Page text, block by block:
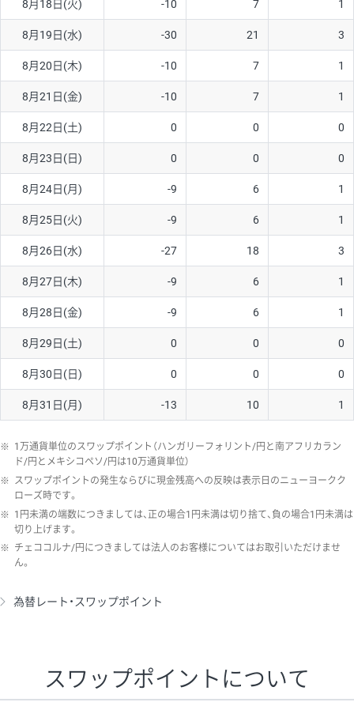
8月18日(火) -10 7 1
8月19日(水) -30 21 3
8月20日(木) -10 7 1
8月21日(金) -10 7 1
8月22日(土) 0 0 0
8月23日(日) 0 0 0
8月24日(月) -9 6 1
8月25日(火) -9 6 1
8月26日(水) -27 18 3
8月27日(木) -9 6 1
8月28日(金) -9 6 1
8月29日(土) 0 0 0
8月30日(日) 0 0 0
8月31日(月) -13 10 1
※ 1万通貨単位のスワップポイント（ハンガリーフォリント/円と南アフリカラン
ド/円とメキシコペソ/円は10万通貨単位）
※ スワップポイントの発生ならびに現金残高への反映は表示日のニューヨークク
ローズ時です。
※ 1円未満の端数につきましては、正の場合1円未満は切り捨て、負の場合1円未満は
切り上げます。
※ チェココルナ/円につきましては法人のお客様についてはお取引いただけませ
ん。
為替レート・スワップポイント
スワップポイントについて